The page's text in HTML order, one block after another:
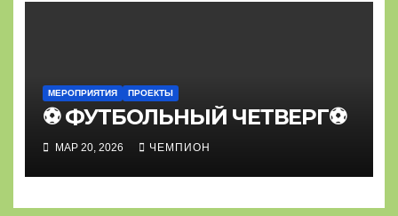
МЕРОПРИЯТИЯ ПРОЕКТЫ
⚽ ФУТБОЛЬНЫЙ ЧЕТВЕРГ⚽
МАР 20, 2026 ЧЕМПИОН